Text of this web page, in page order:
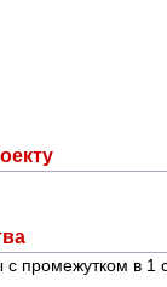
промежутком в 1